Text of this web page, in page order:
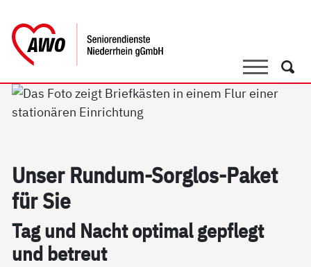
SucheSuche
Un­ser Run­d­um-Sorg­los-Pa­ket
für Sie
Tag und Nacht opti­mal gepf­legt
und be­t­reut